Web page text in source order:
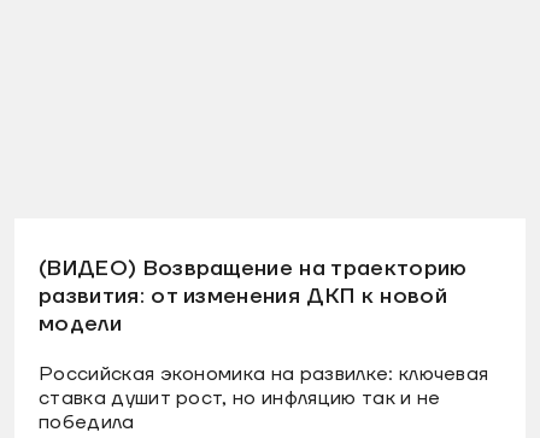
(ВИДЕО) Возвращение на траекторию
развития: от изменения ДКП к новой
модели
Российская экономика на развилке: ключевая
ставка душит рост, но инфляцию так и не
победила